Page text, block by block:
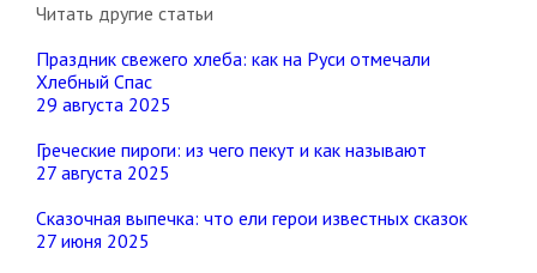
Читать другие статьи
Праздник свежего хлеба: как на Руси отмечали
Хлебный Спас
29 августа 2025
Греческие пироги: из чего пекут и как называют
27 августа 2025
Сказочная выпечка: что ели герои известных сказок
27 июня 2025